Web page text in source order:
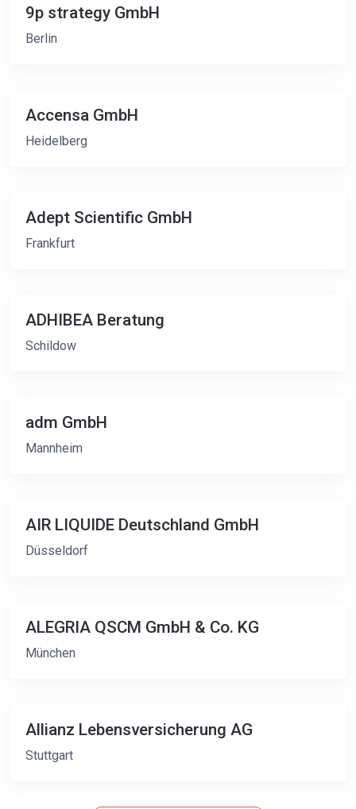
9p strategy GmbH
Berlin
Accensa GmbH
Heidelberg
Adept Scientific GmbH
Frankfurt
ADHIBEA Beratung
Schildow
adm GmbH
Mannheim
AIR LIQUIDE Deutschland GmbH
Düsseldorf
ALEGRIA QSCM GmbH & Co. KG
München
Allianz Lebensversicherung AG
Stuttgart